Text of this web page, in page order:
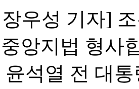
우성 기자]
앙지법 형사
윤석열 전 대